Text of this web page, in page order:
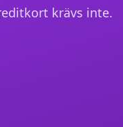
krävs inte.